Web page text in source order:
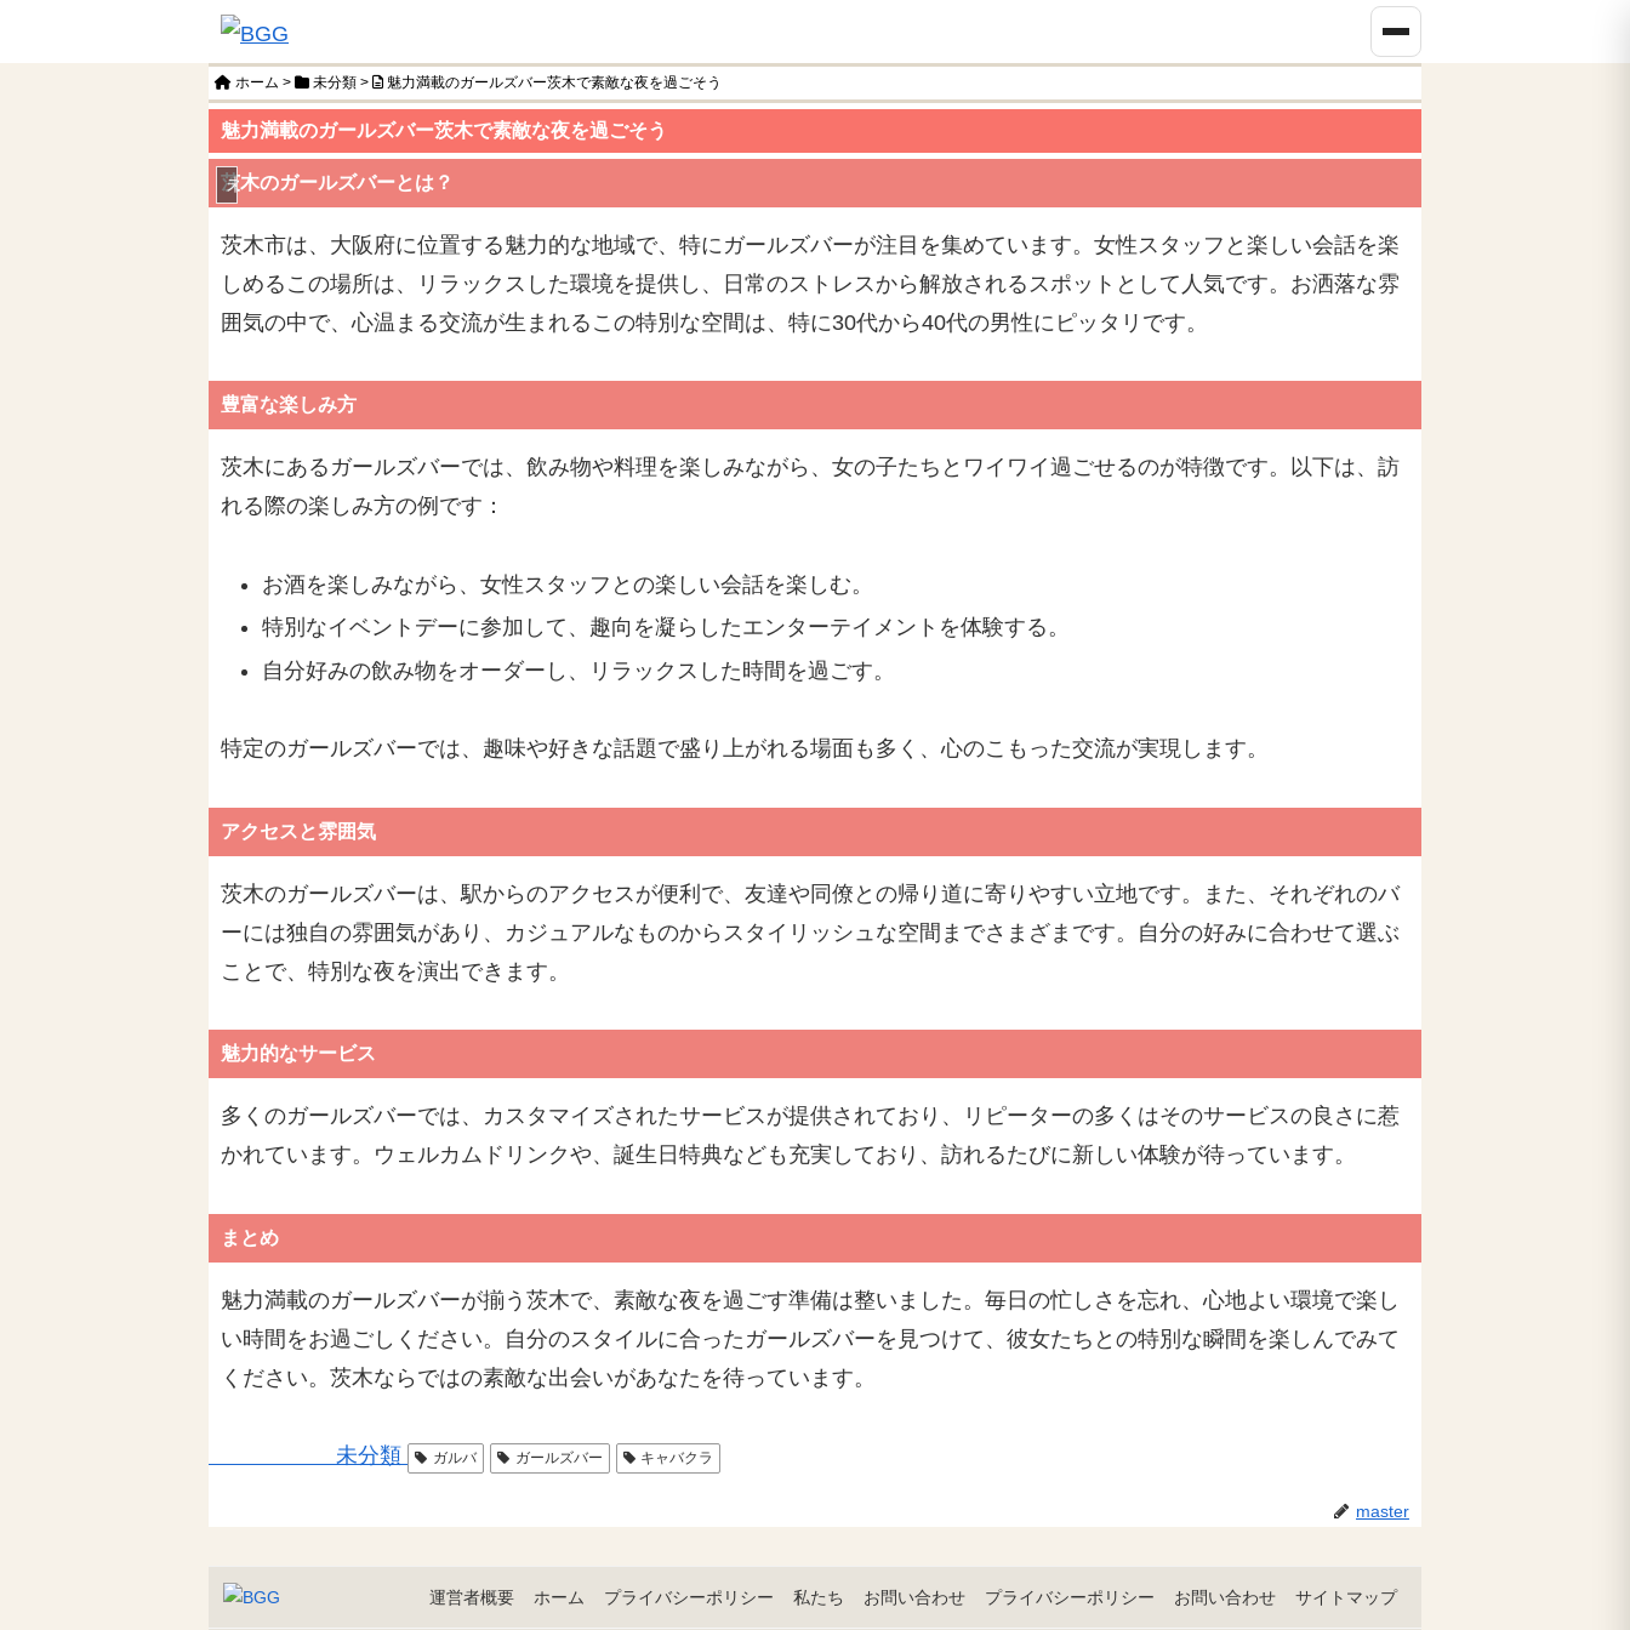
ホーム > 未分類 > 魅力満載のガールズバー茨木で素敵な夜を過ごそう
魅力満載のガールズバー茨木で素敵な夜を過ごそう
未分類
茨木のガールズバーとは？
茨木市は、大阪府に位置する魅力的な地域で、特にガールズバーが注目を集めています。女性スタッフと楽しい会話を楽
しめるこの場所は、リラックスした環境を提供し、日常のストレスから解放されるスポットとして人気です。お洒落な雰
囲気の中で、心温まる交流が生まれるこの特別な空間は、特に30代から40代の男性にピッタリです。
豊富な楽しみ方
茨木にあるガールズバーでは、飲み物や料理を楽しみながら、女の子たちとワイワイ過ごせるのが特徴です。以下は、訪
れる際の楽しみ方の例です：
お酒を楽しみながら、女性スタッフとの楽しい会話を楽しむ。
特別なイベントデーに参加して、趣向を凝らしたエンターテイメントを体験する。
自分好みの飲み物をオーダーし、リラックスした時間を過ごす。
特定のガールズバーでは、趣味や好きな話題で盛り上がれる場面も多く、心のこもった交流が実現します。
アクセスと雰囲気
茨木のガールズバーは、駅からのアクセスが便利で、友達や同僚との帰り道に寄りやすい立地です。また、それぞれのバ
ーには独自の雰囲気があり、カジュアルなものからスタイリッシュな空間までさまざまです。自分の好みに合わせて選ぶ
ことで、特別な夜を演出できます。
魅力的なサービス
多くのガールズバーでは、カスタマイズされたサービスが提供されており、リピーターの多くはそのサービスの良さに惹
かれています。ウェルカムドリンクや、誕生日特典なども充実しており、訪れるたびに新しい体験が待っています。
まとめ
魅力満載のガールズバーが揃う茨木で、素敵な夜を過ごす準備は整いました。毎日の忙しさを忘れ、心地よい環境で楽し
い時間をお過ごしください。自分のスタイルに合ったガールズバーを見つけて、彼女たちとの特別な瞬間を楽しんでみて
ください。茨木ならではの素敵な出会いがあなたを待っています。
未分類 ガルバ ガールズバー キャバクラ
master
運営者概要 ホーム プライバシーポリシー 私たち お問い合わせ プライバシーポリシー お問い合わせ サイトマップ